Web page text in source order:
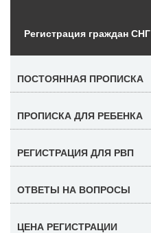
Регистрация граждан СНГ
ПОСТОЯННАЯ ПРОПИСКА
ПРОПИСКА ДЛЯ РЕБЕНКА
РЕГИСТРАЦИЯ ДЛЯ РВП
ОТВЕТЫ НА ВОПРОСЫ
ЦЕНА РЕГИСТРАЦИИ